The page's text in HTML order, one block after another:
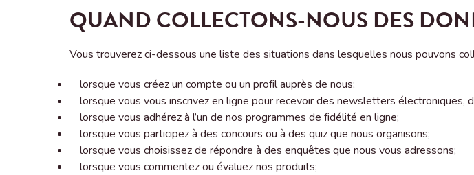
QUAND COLLECTONS-NOUS DES
Vous trouverez ci-dessous une liste des situations dans lesquelles nous pouvons
lorsque vous créez un compte ou un profil auprès de nous;
lorsque vous vous inscrivez en ligne pour recevoir des newsletters électroniques,
lorsque vous adhérez à l’un de nos programmes de fidélité en ligne;
lorsque vous participez à des concours ou à des quiz que nous organisons;
lorsque vous choisissez de répondre à des enquêtes que nous vous adressons;
lorsque vous commentez ou évaluez nos produits;